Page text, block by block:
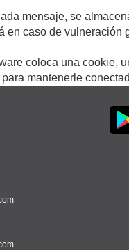
mensaje, se
en caso de vulneración
coloca una cookie,
mantenerle